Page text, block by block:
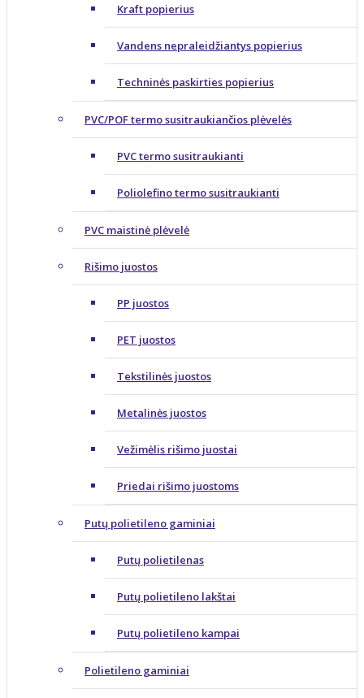
Kraft popierius
Vandens nepraleidžiantys popierius
Techninės paskirties popierius
PVC/POF termo susitraukiančios plėvelės
PVC termo susitraukianti
Poliolefino termo susitraukianti
PVC maistinė plėvelė
Rišimo juostos
PP juostos
PET juostos
Tekstilinės juostos
Metalinės juostos
Vežimėlis rišimo juostai
Priedai rišimo juostoms
Putų polietileno gaminiai
Putų polietilenas
Putų polietileno lakštai
Putų polietileno kampai
Polietileno gaminiai